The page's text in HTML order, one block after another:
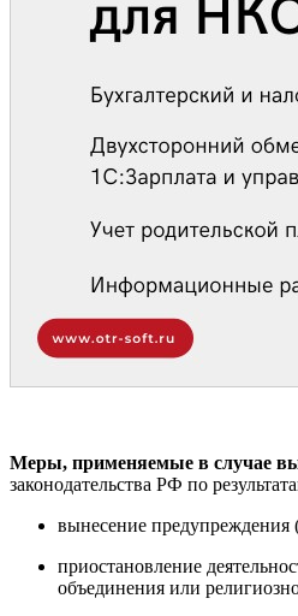
Меры, применяемые в случае
законодательства РФ по
вынесение предупреждения
приостановление
объединения или